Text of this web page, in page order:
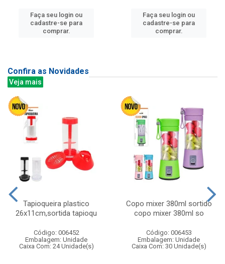
Faça seu login ou
cadastre-se para
comprar.
Faça seu login ou
cadastre-se para
comprar.
Confira as Novidades
Veja mais
Tapioqueira plastico
26x11cm,sortida tapioqu
Código: 006452
Embalagem: Unidade
Caixa Com: 24 Unidade(s)
Copo mixer 380ml sortido
copo mixer 380ml so
Código: 006453
Embalagem: Unidade
Caixa Com: 30 Unidade(s)